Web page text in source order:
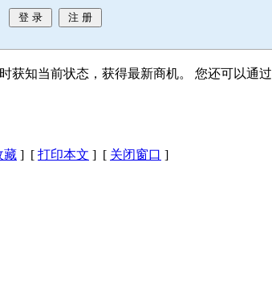
获知当前状态，获得最新商机。 您还可以通
藏 ] [ 打印本文 ] [ 关闭窗口 ]